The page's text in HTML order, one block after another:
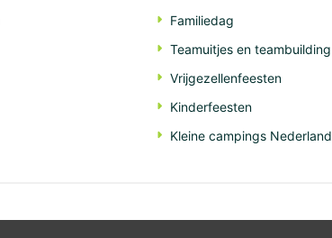
Familiedag
Teamuitjes en teambuilding
Vrijgezellenfeesten
Kinderfeesten
Kleine campings Nederland